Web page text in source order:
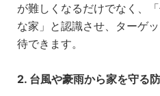
が難しくなるだけでなく、
な家」と認識させ、ターゲ
待できます。
2. 台風や豪雨から家を守る